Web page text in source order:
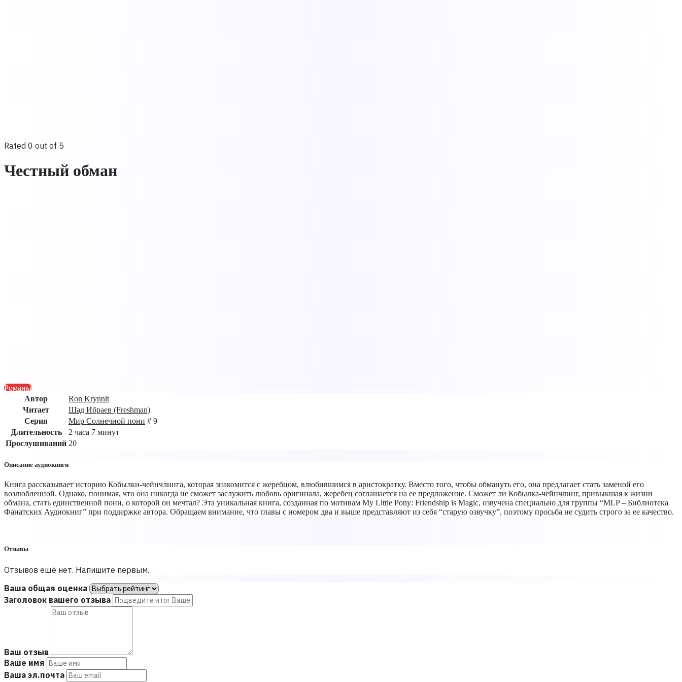
Rated 0 out of 5
Честный обман
Романы
Автор
Ron Krynnit
Читает
Шад Ибраев (Freshman)
Серия
Мир Солнечной пони # 9
Длительность
2 часа 7 минут
Прослушиваний 20
Описание аудиокниги
Книга рассказывает историю Кобылки-чейнчлинга, которая знакомится с жеребцом, влюбившимся в аристократку. Вместо того, чтобы обмануть его, она предлагает стать заменой его
возлюбленной. Однако, понимая, что она никогда не сможет заслужить любовь оригинала, жеребец соглашается на ее предложение. Сможет ли Кобылка-чейнчлинг, привыкшая к жизни
обмана, стать единственной пони, о которой он мечтал? Эта уникальная книга, созданная по мотивам My Little Pony: Friendship is Magic, озвучена специально для группы “MLP – Библиотека
Фанатских Аудиокниг” при поддержке автора. Обращаем внимание, что главы с номером два и выше представляют из себя “старую озвучку”, поэтому просьба не судить строго за ее качество.
Отзывы
Отзывов ещё нет. Напишите первым.
Ваша общая оценка
Заголовок вашего отзыва
Ваш отзыв
Ваше имя
Ваша эл.почта